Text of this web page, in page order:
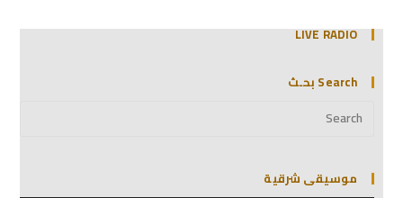
LIVE RADIO
Search بحـث
موسيقى شرقية